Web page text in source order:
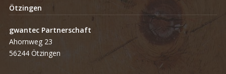
Ötzingen
gwantec Partnerschaft
Ahornweg 23
56244 Ötzingen